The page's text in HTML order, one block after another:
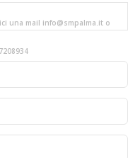
una mail info@smpalma.it o